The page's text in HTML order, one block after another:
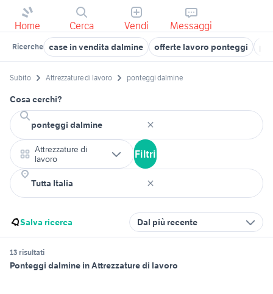
Home Cerca Vendi Messaggi
Ricerche case in vendita dalmine offerte lavoro ponteggi
Subito Attrezzature di lavoro ponteggi dalmine
Cosa cerchi?
Attrezzature di
lavoro
Filtri
Salva ricerca Dal più recente
13 risultati
Ponteggi dalmine in Attrezzature di lavoro